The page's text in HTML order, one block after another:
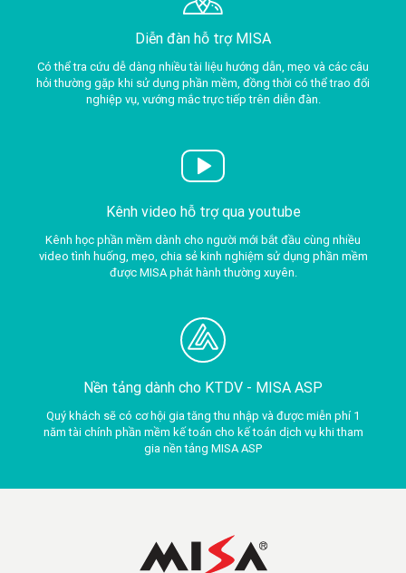
Diễn đàn hỗ trợ MISA
Có thể tra cứu dễ dàng nhiều tài liệu hướng dẫn, mẹo và các câu
hỏi thường gặp khi sử dụng phần mềm, đồng thời có thể trao đổi
nghiệp vụ, vướng mắc trực tiếp trên diễn đàn.
Kênh video hỗ trợ qua youtube
Kênh học phần mềm dành cho người mới bắt đầu cùng nhiều
video tình huống, mẹo, chia sẻ kinh nghiệm sử dụng phần mềm
được MISA phát hành thường xuyên.
Nền tảng dành cho KTDV - MISA ASP
Quý khách sẽ có cơ hội gia tăng thu nhập và được miễn phí 1
năm tài chính phần mềm kế toán cho kế toán dịch vụ khi tham
gia nền tảng MISA ASP